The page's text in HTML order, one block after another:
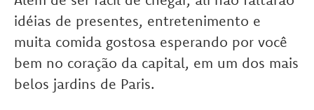
idéias de presentes, entretenimento e
muita comida gostosa esperando por você
bem no coração da capital, em um dos mais
belos jardins de Paris.